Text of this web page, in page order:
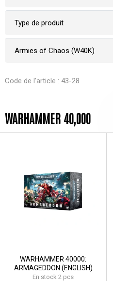
Type de produit
Armies of Chaos (W40K)
Code de l'article : 43-28
WARHAMMER 40,000
WARHAMMER 40000:
ARMAGEDDON (ENGLISH)
En stock 2 pcs